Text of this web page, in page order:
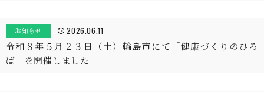
お知らせ 2026.06.11
令和８年５月２３日（土）輪島市にて「健康づくりのひろ
ば」を開催しました